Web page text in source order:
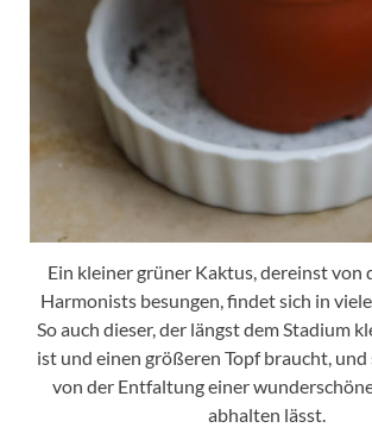
Ein kleiner grüner Kaktus, dereinst von
Harmonists besungen, findet sich in
So auch dieser, der längst dem Stadium
ist und einen größeren Topf braucht,
von der Entfaltung einer
abhalten lässt.